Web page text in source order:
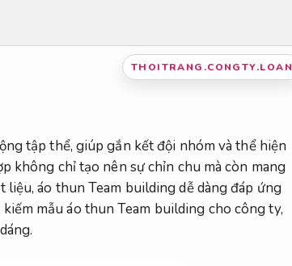
THOITRANG.CONGTY.LOAN
tập thể, giúp gắn kết đội nhóm và thể hiện
không chỉ tạo nên sự chỉn chu mà còn mang
áo thun Team building dễ dàng đáp ứng
mẫu áo thun Team building cho công ty,